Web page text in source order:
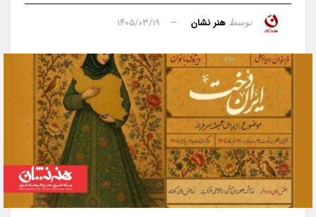
توسط هنر نشان ۱۴۰۵/۰۳/۱۹